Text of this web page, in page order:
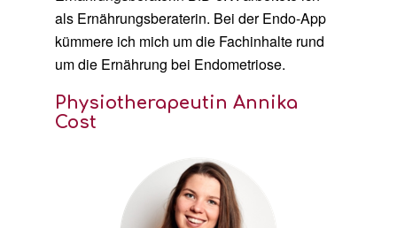
als Ernährungsberaterin. Bei der Endo-App
kümmere ich mich um die Fachinhalte rund
um die Ernährung bei Endometriose.
Physiotherapeutin Annika
Cost